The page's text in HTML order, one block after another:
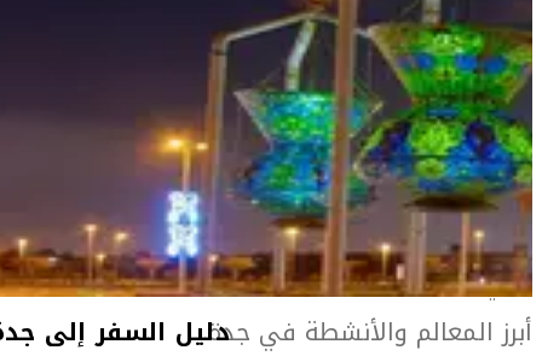
أهلاً بك في جدة
شاهد المملكة العربية السعودية في أقصى حالات التبادل
التجاري العالمي. تعتبر جدة بموقعها على شواطئ البحر الأحمر
ميناءً تجارياً هاماً وثاني أكبر مدينة في المملكة – ناهيك عن أنها
مقصد للحجاج في طريقهم إلى مكة المكرمة.
يمكنك الاستفادة من الخط الساحلي للتوجه نحو الشرق في رحلة
سفاري عبر الصحراء، أو ببساطة التمتع بصخب وضجيج هذه
الحديثة.
أبرز المعالم والأنشطة في جدة